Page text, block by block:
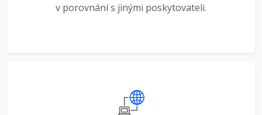
v porovnání s jinými poskytovateli.